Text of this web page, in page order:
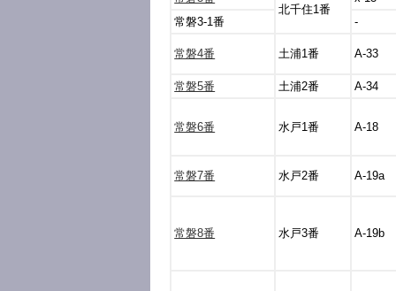
北千住1番
常磐3-1番
-
常磐4番 土浦1番 A-33
常磐5番 土浦2番 A-34
常磐6番 水戸1番 A-18
常磐7番 水戸2番 A-19a
常磐8番 水戸3番 A-19b